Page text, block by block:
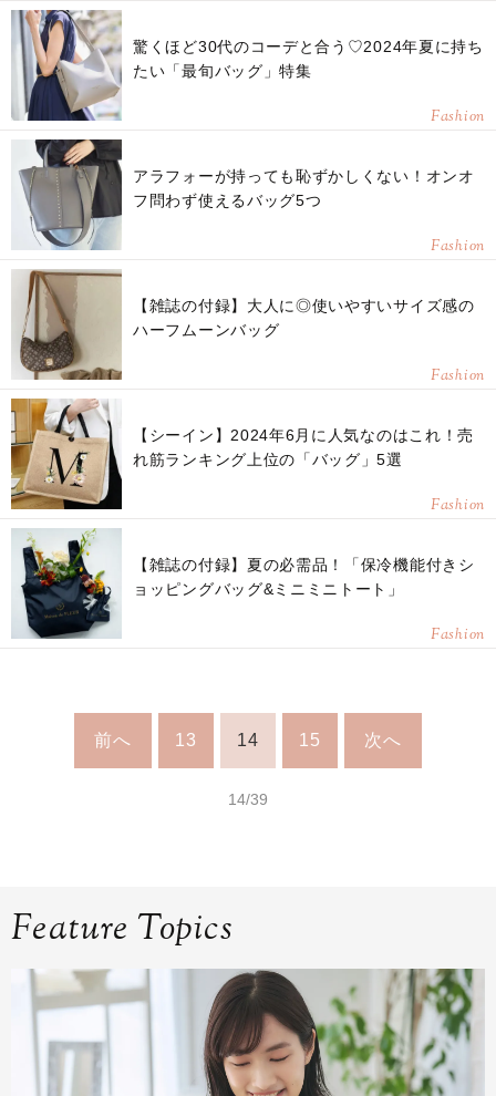
驚くほど30代のコーデと合う♡2024年夏に持ち
たい「最旬バッグ」特集
Fashion
アラフォーが持っても恥ずかしくない！オンオ
フ問わず使えるバッグ5つ
Fashion
【雑誌の付録】大人に◎使いやすいサイズ感の
ハーフムーンバッグ
Fashion
【シーイン】2024年6月に人気なのはこれ！売
れ筋ランキング上位の「バッグ」5選
Fashion
【雑誌の付録】夏の必需品！「保冷機能付きシ
ョッピングバッグ&ミニミニトート」
Fashion
前へ 13 14 15 次へ
14/39
Feature Topics